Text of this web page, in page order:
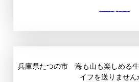
兵庫県たつの市 海も山も楽しめる
イフを送りませ